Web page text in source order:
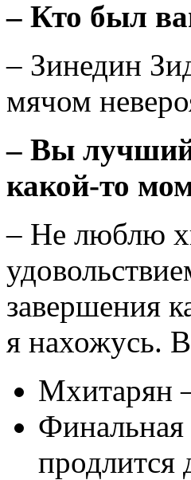
– Кто был
– Зинедин
мячом
– Вы лучший
какой-то
– Не люблю
завершения
я нахожусь.
Мхитарян
Финальная
продлится